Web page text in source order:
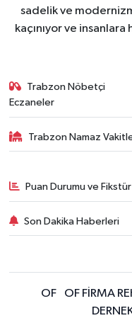
sadelik ve
kaçınıyor ve
Trabzon Nöbetçi
Eczaneler
Trabzon Namaz
Puan Durumu ve Fikstür
Son Dakika Haberleri
OF OF FİRMA